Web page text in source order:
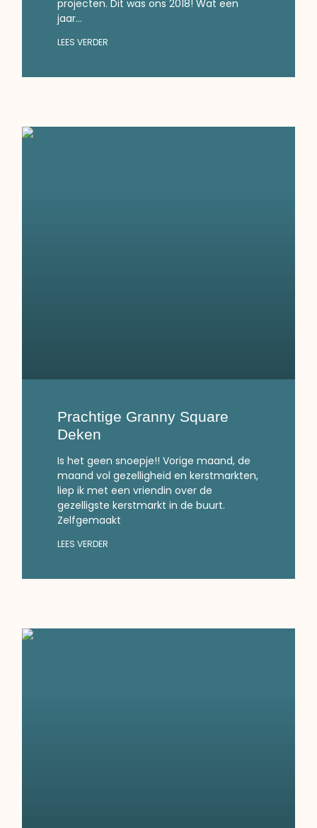
projecten. Dit was ons 2018! Wat een
jaar…
LEES VERDER
Prachtige Granny Square
Deken
Is het geen snoepje!! Vorige maand, de
maand vol gezelligheid en kerstmarkten,
liep ik met een vriendin over de
gezelligste kerstmarkt in de buurt.
Zelfgemaakt
LEES VERDER